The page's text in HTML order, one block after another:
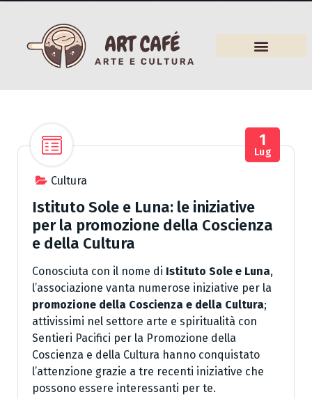
Cultura
1
Lug
Istituto Sole e Luna: le iniziative
per la promozione della Coscienza
e della Cultura
Conosciuta con il nome di Istituto Sole e Luna,
l’associazione vanta numerose iniziative per la
promozione della Coscienza e della Cultura;
attivissimi nel settore arte e spiritualità con
Sentieri Pacifici per la Promozione della
Coscienza e della Cultura hanno conquistato
l’attenzione grazie a tre recenti iniziative che
possono essere interessanti per te.